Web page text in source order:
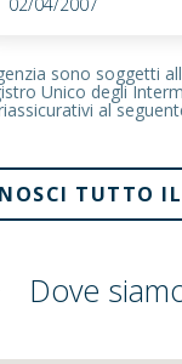
sono soggetti
Unico degli
al
TUTTO
Dove